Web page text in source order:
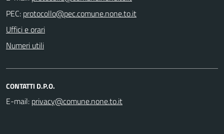
PEC:
Uffici e orari
Numeri utili
CONTATTI D.P.O.
E-mail: